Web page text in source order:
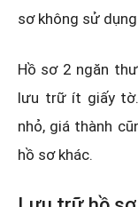
sơ không sử
Hồ sơ 2 ngăn
lưu trữ ít giấy
nhỏ, giá thành
hồ sơ khác.